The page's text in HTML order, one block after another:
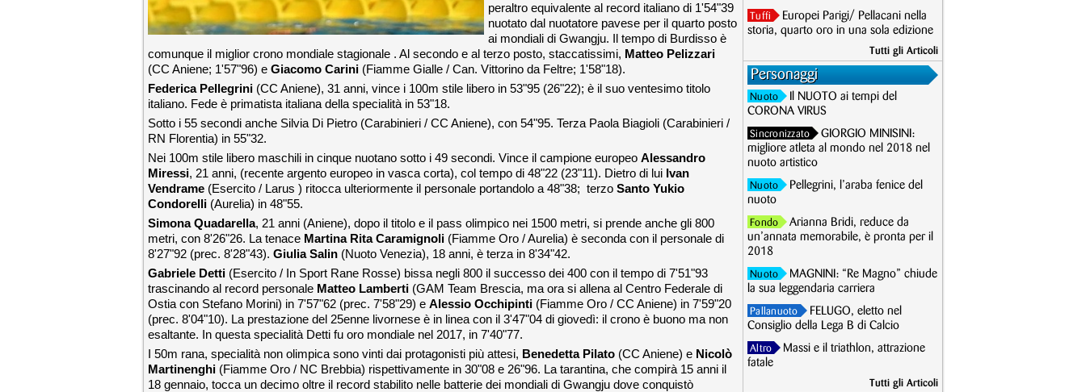
peraltro equivalente al record italiano di 1'54"39
nuotato dal nuotatore pavese per il quarto posto
ai mondiali di Gwangju. Il tempo di Burdisso è
comunque il miglior crono mondiale stagionale . Al secondo e al terzo posto, staccatissimi, Matteo Pelizzari
(CC Aniene; 1'57"96) e Giacomo Carini (Fiamme Gialle / Can. Vittorino da Feltre; 1'58"18).
Federica Pellegrini (CC Aniene), 31 anni, vince i 100m stile libero in 53"95 (26"22); è il suo ventesimo titolo
italiano. Fede è primatista italiana della specialità in 53"18.
Sotto i 55 secondi anche Silvia Di Pietro (Carabinieri / CC Aniene), con 54"95. Terza Paola Biagioli (Carabinieri /
RN Florentia) in 55"32.
Nei 100m stile libero maschili in cinque nuotano sotto i 49 secondi. Vince il campione europeo Alessandro
Miressi, 21 anni, (recente argento europeo in vasca corta), col tempo di 48"22 (23"11). Dietro di lui Ivan
Vendrame (Esercito / Larus ) ritocca ulteriormente il personale portandolo a 48"38; terzo Santo Yukio
Condorelli (Aurelia) in 48"55.
Simona Quadarella, 21 anni (Aniene), dopo il titolo e il pass olimpico nei 1500 metri, si prende anche gli 800
metri, con 8'26"26. La tenace Martina Rita Caramignoli (Fiamme Oro / Aurelia) è seconda con il personale di
8'27"92 (prec. 8'28"43). Giulia Salin (Nuoto Venezia), 18 anni, è terza in 8'34"42.
Gabriele Detti (Esercito / In Sport Rane Rosse) bissa negli 800 il successo dei 400 con il tempo di 7'51"93
trascinando al record personale Matteo Lamberti (GAM Team Brescia, ma ora si allena al Centro Federale di
Ostia con Stefano Morini) in 7'57"62 (prec. 7'58"29) e Alessio Occhipinti (Fiamme Oro / CC Aniene) in 7'59"20
(prec. 8'04"10). La prestazione del 25enne livornese è in linea con il 3'47"04 di giovedì: il crono è buono ma non
esaltante. In questa specialità Detti fu oro mondiale nel 2017, in 7'40"77.
I 50m rana, specialità non olimpica sono vinti dai protagonisti più attesi, Benedetta Pilato (CC Aniene) e Nicolò
Martinenghi (Fiamme Oro / NC Brebbia) rispettivamente in 30"08 e 26"96. La tarantina, che compirà 15 anni il
18 gennaio, tocca un decimo oltre il record stabilito nelle batterie dei mondiali di Gwangju dove conquistò
Tuffi
Europei Parigi/ Pellacani nella
storia, quarto oro in una sola edizione
Tutti gli Articoli
Personaggi
Nuoto
Il NUOTO ai tempi del
CORONA VIRUS
Sincronizzato
GIORGIO MINISINI:
migliore atleta al mondo nel 2018 nel
nuoto artistico
Nuoto
Pellegrini, l’araba fenice del
nuoto
Fondo
Arianna Bridi, reduce da
un’annata memorabile, è pronta per il
2018
Nuoto
MAGNINI: “Re Magno” chiude
la sua leggendaria carriera
Pallanuoto
FELUGO, eletto nel
Consiglio della Lega B di Calcio
Altro
Massi e il triathlon, attrazione
fatale
Tutti gli Articoli